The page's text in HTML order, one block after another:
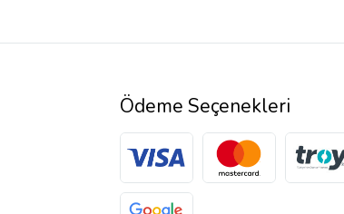
Ödeme Seçenekleri